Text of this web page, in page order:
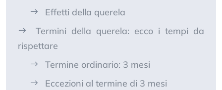
Effetti della querela
Termini della querela: ecco i tempi da
rispettare
Termine ordinario: 3 mesi
Eccezioni al termine di 3 mesi